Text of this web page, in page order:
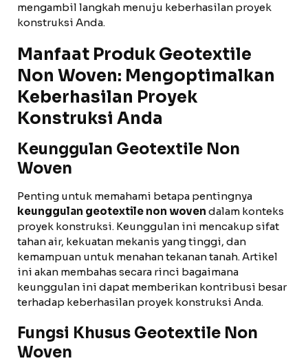
mengambil langkah menuju keberhasilan proyek
konstruksi Anda.
Manfaat Produk Geotextile
Non Woven: Mengoptimalkan
Keberhasilan Proyek
Konstruksi Anda
Keunggulan Geotextile Non
Woven
Penting untuk memahami betapa pentingnya
keunggulan geotextile non woven dalam konteks
proyek konstruksi. Keunggulan ini mencakup sifat
tahan air, kekuatan mekanis yang tinggi, dan
kemampuan untuk menahan tekanan tanah. Artikel
ini akan membahas secara rinci bagaimana
keunggulan ini dapat memberikan kontribusi besar
terhadap keberhasilan proyek konstruksi Anda.
Fungsi Khusus Geotextile Non
Woven